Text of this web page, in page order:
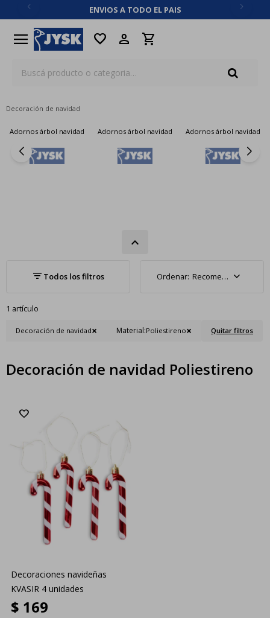
ENVIOS A TODO EL PAIS
menu favorite
Decoración de navidad
Adornos árbol navidad Adornos árbol navidad Adornos árbol navidad
Recomendados
1 artículo
Decoración de navidad Material:Poliestireno Quitar filtros
Decoración de navidad Poliestireno
Decoraciones navideñas
KVASIR 4 unidades
$ 169
close